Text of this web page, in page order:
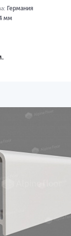
Германия
мм